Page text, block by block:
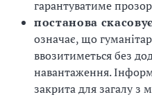
гарантуватиме
постанова
означає, що
ввозитиметься без
навантаження.
закрита для загалу з